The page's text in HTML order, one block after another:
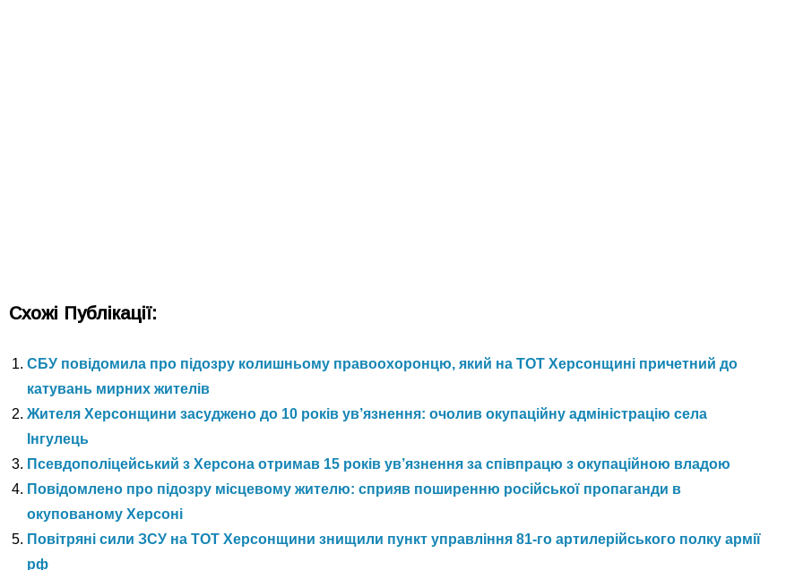
Схожі Публікації:
СБУ повідомила про підозру колишньому правоохоронцю, який на ТОТ Херсонщині причетний до
катувань мирних жителів
Жителя Херсонщини засуджено до 10 років ув’язнення: очолив окупаційну адміністрацію села
Інгулець
Псевдополіцейський з Херсона отримав 15 років ув’язнення за співпрацю з окупаційною владою
Повідомлено про підозру місцевому жителю: сприяв поширенню російської пропаганди в
окупованому Херсоні
Повітряні сили ЗСУ на ТОТ Херсонщини знищили пункт управління 81-го артилерійського полку армії
рф